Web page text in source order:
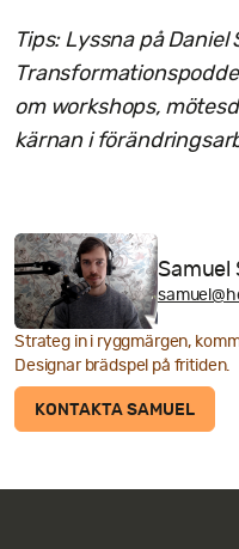
Tips: Lyssna påDaniel
om workshops,
kärnan i
Strateg in i ryggmärgen,
Designar brädspel på fritiden.
KONTAKTA SAMUEL
Samuel